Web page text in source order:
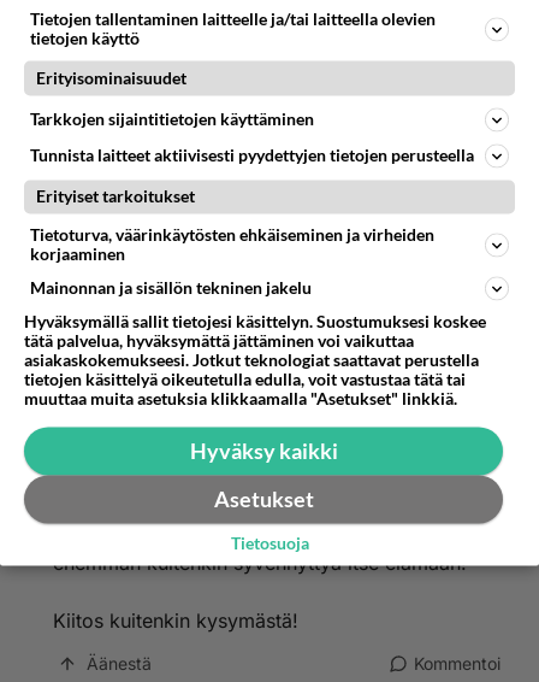
Lähetä
2001-01-10 13:15:00
Kyllästyttää tämän saman aiheen jauhaminen, kun
ei siitä tule hullua hurskaamaksi.
Olet lukenut ilmeisesti pääsi niin pyörälle, että
korvissa jo suhisee ja päästelet paineita täällä
pihalle?!
Äänestä Kommentoi
Touch it*
2001-01-11 14:40:00
onhan sitä luettuakin tullut,
enemmän kuitenkin syvennyttyä itse elämään!
Kiitos kuitenkin kysymästä!
Äänestä Kommentoi
Tietojen tallentaminen laitteelle ja/tai laitteella olevien
tietojen käyttö
Erityisominaisuudet
Tarkkojen sijaintitietojen käyttäminen
Tunnista laitteet aktiivisesti pyydettyjen tietojen perusteella
Erityiset tarkoitukset
Tietoturva, väärinkäytösten ehkäiseminen ja virheiden
korjaaminen
Mainonnan ja sisällön tekninen jakelu
Hyväksymällä sallit tietojesi käsittelyn. Suostumuksesi koskee
tätä palvelua, hyväksymättä jättäminen voi vaikuttaa
asiakaskokemukseesi. Jotkut teknologiat saattavat perustella
tietojen käsittelyä oikeutetulla edulla, voit vastustaa tätä tai
muuttaa muita asetuksia klikkaamalla "Asetukset" linkkiä.
Hyväksy kaikki
Asetukset
Tietosuoja